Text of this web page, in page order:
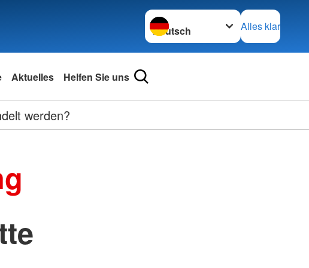
Sprache wechseln zu
Alles klar
Aktuelles Helfen Sie uns
werden?